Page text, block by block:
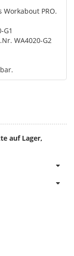
PRO.
G1
WA4020-G2
auf Lager,